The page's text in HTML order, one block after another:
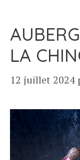
LA
12 juillet 2024